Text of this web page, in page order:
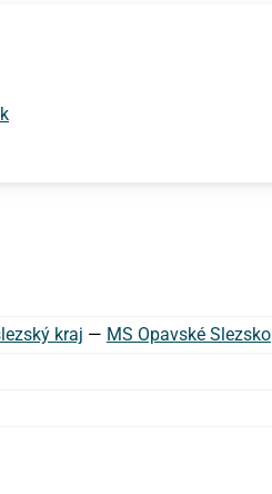
kraj — MS Opavské Slezsko